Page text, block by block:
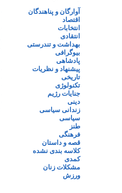
آوارگان و پناهندگان
اقتصاد
انتخابات
انتقادی
بهداشت و تندرستی
بیوگرافی
پادشاهی
پیشنهاد و نظریات
تاریخی
تکنولوژی
جنایات رژیم
دینی
زندانی سیاسی
سیاسی
طنز
فرهنگی
قصه و داستان
کلاسه بندی نشده
کمدی
مشکلات زنان
ورزش